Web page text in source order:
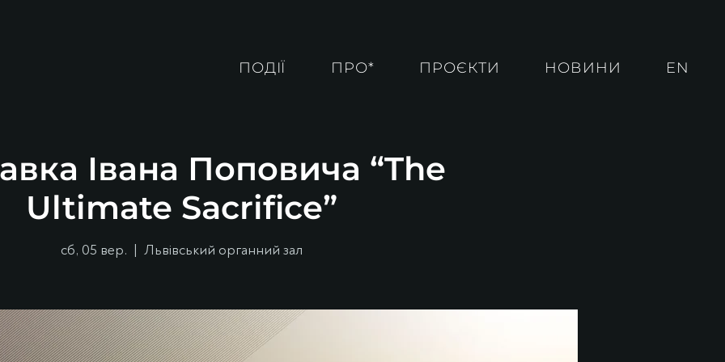
ПОДІЇ ПРО* ПРОЄКТИ НОВИНИ EN
Івана Поповича “The
Ultimate Sacrifice”
сб, 05 вер.
  |
Львівський органний зал